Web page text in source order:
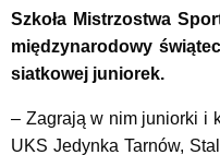
Szkoła Mistrzostwa
międzynarodowy
siatkowej juniorek.
– Zagrają w nim juniorki i
UKS Jedynka Tarnów,